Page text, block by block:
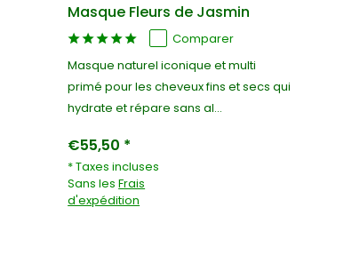
Masque Fleurs de Jasmin
Comparer
Masque naturel iconique et multi
primé pour les cheveux fins et secs qui
hydrate et répare sans al...
€55,50 *
* Taxes incluses
Sans lesFrais
d'expédition